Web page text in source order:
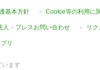
基本方針 Cookie等の利用に
人・プレスお問い合わせ リ
リ
います